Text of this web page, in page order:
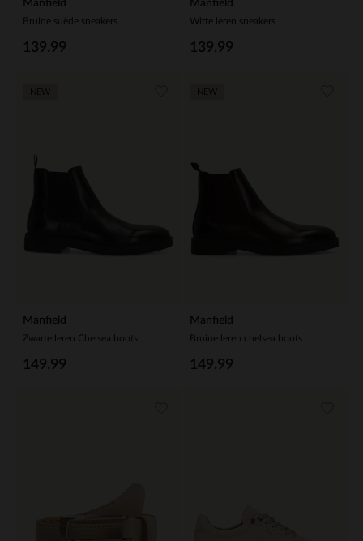
Manfield
Bruine suède sneakers
139.99
Manfield
Witte leren sneakers
139.99
Manfield
Zwarte leren Chelsea boots
149.99
Manfield
Bruine leren chelsea boots
149.99